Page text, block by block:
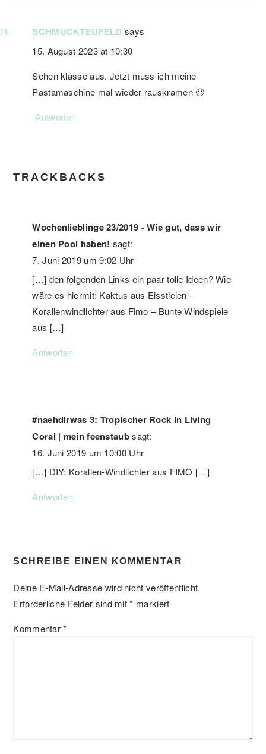
SCHMUCKTEUFELD says
15. August 2023 at 10:30
Sehen klasse aus. Jetzt muss ich meine
Pastamaschine mal wieder rauskramen 🙂
Antworten
TRACKBACKS
Wochenlieblinge 23/2019 - Wie gut, dass wir
einen Pool haben! sagt:
7. Juni 2019 um 9:02 Uhr
[…] den folgenden Links ein paar tolle Ideen? Wie
wäre es hiermit: Kaktus aus Eisstielen –
Korallenwindlichter aus Fimo – Bunte Windspiele
aus […]
Antworten
#naehdirwas 3: Tropischer Rock in Living
Coral | mein feenstaub sagt:
16. Juni 2019 um 10:00 Uhr
[…] DIY: Korallen-Windlichter aus FIMO […]
Antworten
SCHREIBE EINEN KOMMENTAR
Deine E-Mail-Adresse wird nicht veröffentlicht.
Erforderliche Felder sind mit* markiert
Kommentar*